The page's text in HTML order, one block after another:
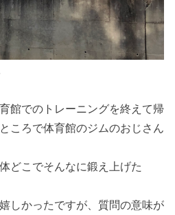
館でのトレーニングを終えて帰
ころで体育館のジムのおじさん
どこでそんなに鍛え上げた
しかったですが、質問の意味が